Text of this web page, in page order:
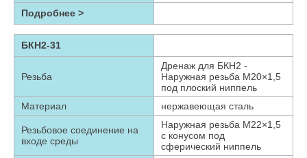
Подробнее >
БКН2-31
Резьба
Дренаж для БКН2 -
Наружная резьба М20×1,5
под плоский ниппель
Материал
нержавеющая сталь
Резьбовое соединение на
входе среды
Наружная резьба М22×1,5
с конусом под
сферический ниппель